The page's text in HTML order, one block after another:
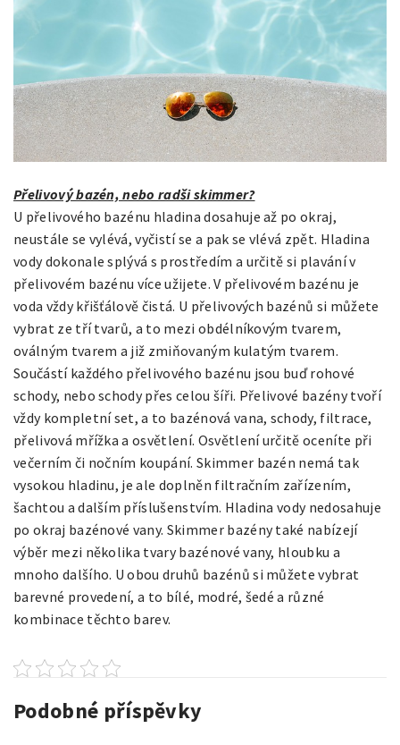
Přelivový bazén, nebo radši skimmer?
U přelivového bazénu hladina dosahuje až po okraj,
neustále se vylévá, vyčistí se a pak se vlévá zpět. Hladina
vody dokonale splývá s prostředím a určitě si plavání v
přelivovém bazénu více užijete. V přelivovém bazénu je
voda vždy křišťálově čistá. U přelivových bazénů si můžete
vybrat ze tří tvarů, a to mezi obdélníkovým tvarem,
oválným tvarem a již zmiňovaným kulatým tvarem.
Součástí každého přelivového bazénu jsou buď rohové
schody, nebo schody přes celou šíři. Přelivové bazény tvoří
vždy kompletní set, a to bazénová vana, schody, filtrace,
přelivová mřížka a osvětlení. Osvětlení určitě oceníte při
večerním či nočním koupání. Skimmer bazén nemá tak
vysokou hladinu, je ale doplněn filtračním zařízením,
šachtou a dalším příslušenstvím. Hladina vody nedosahuje
po okraj bazénové vany. Skimmer bazény také nabízejí
výběr mezi několika tvary bazénové vany, hloubku a
mnoho dalšího. U obou druhů bazénů si můžete vybrat
barevné provedení, a to bílé, modré, šedé a různé
kombinace těchto barev.
Podobné příspěvky